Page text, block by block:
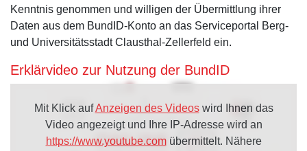
Kenntnis genommen und willigen der Übermittlung ihrer
Daten aus dem BundID-Konto an das Serviceportal Berg-
und Universitätsstadt Clausthal-Zellerfeld ein.
Erklärvideo zur Nutzung der BundID
Mit Klick aufAnzeigen des Videoswird Ihnen das
Video angezeigt und Ihre IP-Adresse wird an
https://www.youtube.comübermittelt. Nähere